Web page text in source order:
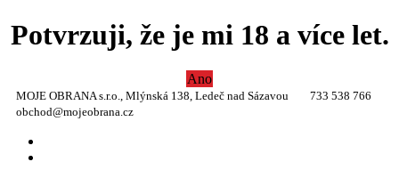
Potvrzuji, že je mi 18 a více let.
Ano
MOJE OBRANA s.r.o., Mlýnská 138, Ledeč nad Sázavou
733 538 766
obchod@mojeobrana.cz